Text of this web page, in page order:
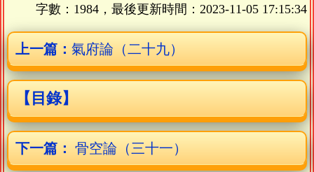
字數：1984，最後更新時間： 2023-11-05 17:15:34
上一篇： 氣府論（二十九）
【目錄】
下一篇： 骨空論（三十一）